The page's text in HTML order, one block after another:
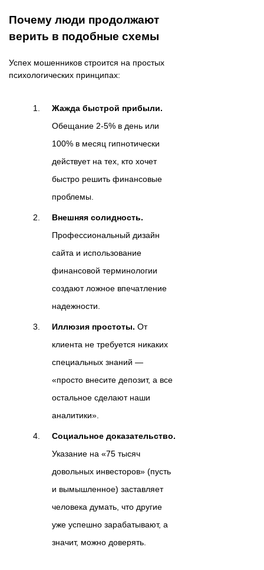
Почему люди продолжают
верить в подобные схемы
Успех мошенников строится на простых
психологических принципах:
Жажда быстрой прибыли.
Обещание 2-5% в день или
100% в месяц гипнотически
действует на тех, кто хочет
быстро решить финансовые
проблемы.
Внешняя солидность.
Профессиональный дизайн
сайта и использование
финансовой терминологии
создают ложное впечатление
надежности.
Иллюзия простоты. От
клиента не требуется никаких
специальных знаний —
«просто внесите депозит, а все
остальное сделают наши
аналитики».
Социальное доказательство.
Указание на «75 тысяч
довольных инвесторов» (пусть
и вымышленное) заставляет
человека думать, что другие
уже успешно зарабатывают, а
значит, можно доверять.